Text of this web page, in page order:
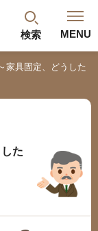
検索 MENU
閉じる
家具固定、どうした
た